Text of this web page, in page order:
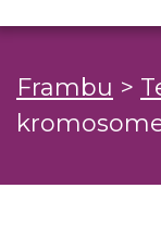
Frambu >